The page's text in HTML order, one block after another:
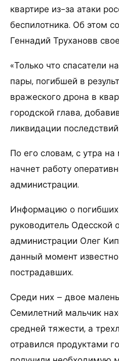
квартире из-за атаки
беспилотника. Об этом
Геннадий Трухановв
«Только что спасатели
пары, погибшей в
вражеского дрона в
городской глава,
ликвидации
По его словам, с утра на
начнет работу
администрации.
Информацию о
руководитель Одесской
администрации Олег
данный момент
пострадавших.
Среди них – двое
Семилетний мальчик
средней тяжести, а
отравился продуктами